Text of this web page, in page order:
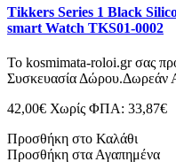
Tikkers Series 1 Black
smart Watch TKS01-0002
Το kosmimata-roloi.gr σας
Συσκευασία Δώρου.Δωρεάν
42,00€ Χωρίς ΦΠΑ: 33,87€
Προσθήκη στο Καλάθι
Προσθήκη στα Αγαπημένα